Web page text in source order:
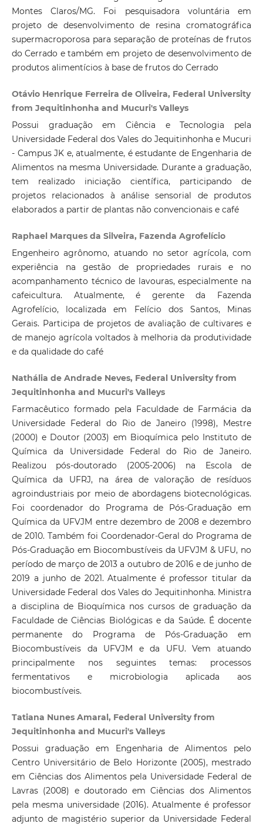
Montes Claros/MG. Foi pesquisadora voluntária em
projeto de desenvolvimento de resina cromatográfica
supermacroporosa para separação de proteínas de frutos
do Cerrado e também em projeto de desenvolvimento de
produtos alimentícios à base de frutos do Cerrado
Otávio Henrique Ferreira de Oliveira, Federal University
from Jequitinhonha and Mucuri's Valleys
Possui graduação em Ciência e Tecnologia pela
Universidade Federal dos Vales do Jequitinhonha e Mucuri
- Campus JK e, atualmente, é estudante de Engenharia de
Alimentos na mesma Universidade. Durante a graduação,
tem realizado iniciação científica, participando de
projetos relacionados à análise sensorial de produtos
elaborados a partir de plantas não convencionais e café
Raphael Marques da Silveira, Fazenda Agrofelício
Engenheiro agrônomo, atuando no setor agrícola, com
experiência na gestão de propriedades rurais e no
acompanhamento técnico de lavouras, especialmente na
cafeicultura. Atualmente, é gerente da Fazenda
Agrofelício, localizada em Felício dos Santos, Minas
Gerais. Participa de projetos de avaliação de cultivares e
de manejo agrícola voltados à melhoria da produtividade
e da qualidade do café
Nathália de Andrade Neves, Federal University from
Jequitinhonha and Mucuri's Valleys
Farmacêutico formado pela Faculdade de Farmácia da
Universidade Federal do Rio de Janeiro (1998), Mestre
(2000) e Doutor (2003) em Bioquímica pelo Instituto de
Química da Universidade Federal do Rio de Janeiro.
Realizou pós-doutorado (2005-2006) na Escola de
Química da UFRJ, na área de valoração de resíduos
agroindustriais por meio de abordagens biotecnológicas.
Foi coordenador do Programa de Pós-Graduação em
Química da UFVJM entre dezembro de 2008 e dezembro
de 2010. Também foi Coordenador-Geral do Programa de
Pós-Graduação em Biocombustíveis da UFVJM & UFU, no
período de março de 2013 a outubro de 2016 e de junho de
2019 a junho de 2021. Atualmente é professor titular da
Universidade Federal dos Vales do Jequitinhonha. Ministra
a disciplina de Bioquímica nos cursos de graduação da
Faculdade de Ciências Biológicas e da Saúde. É docente
permanente do Programa de Pós-Graduação em
Biocombustíveis da UFVJM e da UFU. Vem atuando
principalmente nos seguintes temas: processos
fermentativos e microbiologia aplicada aos
biocombustíveis.
Tatiana Nunes Amaral, Federal University from
Jequitinhonha and Mucuri's Valleys
Possui graduação em Engenharia de Alimentos pelo
Centro Universitário de Belo Horizonte (2005), mestrado
em Ciências dos Alimentos pela Universidade Federal de
Lavras (2008) e doutorado em Ciências dos Alimentos
pela mesma universidade (2016). Atualmente é professor
adjunto de magistério superior da Universidade Federal